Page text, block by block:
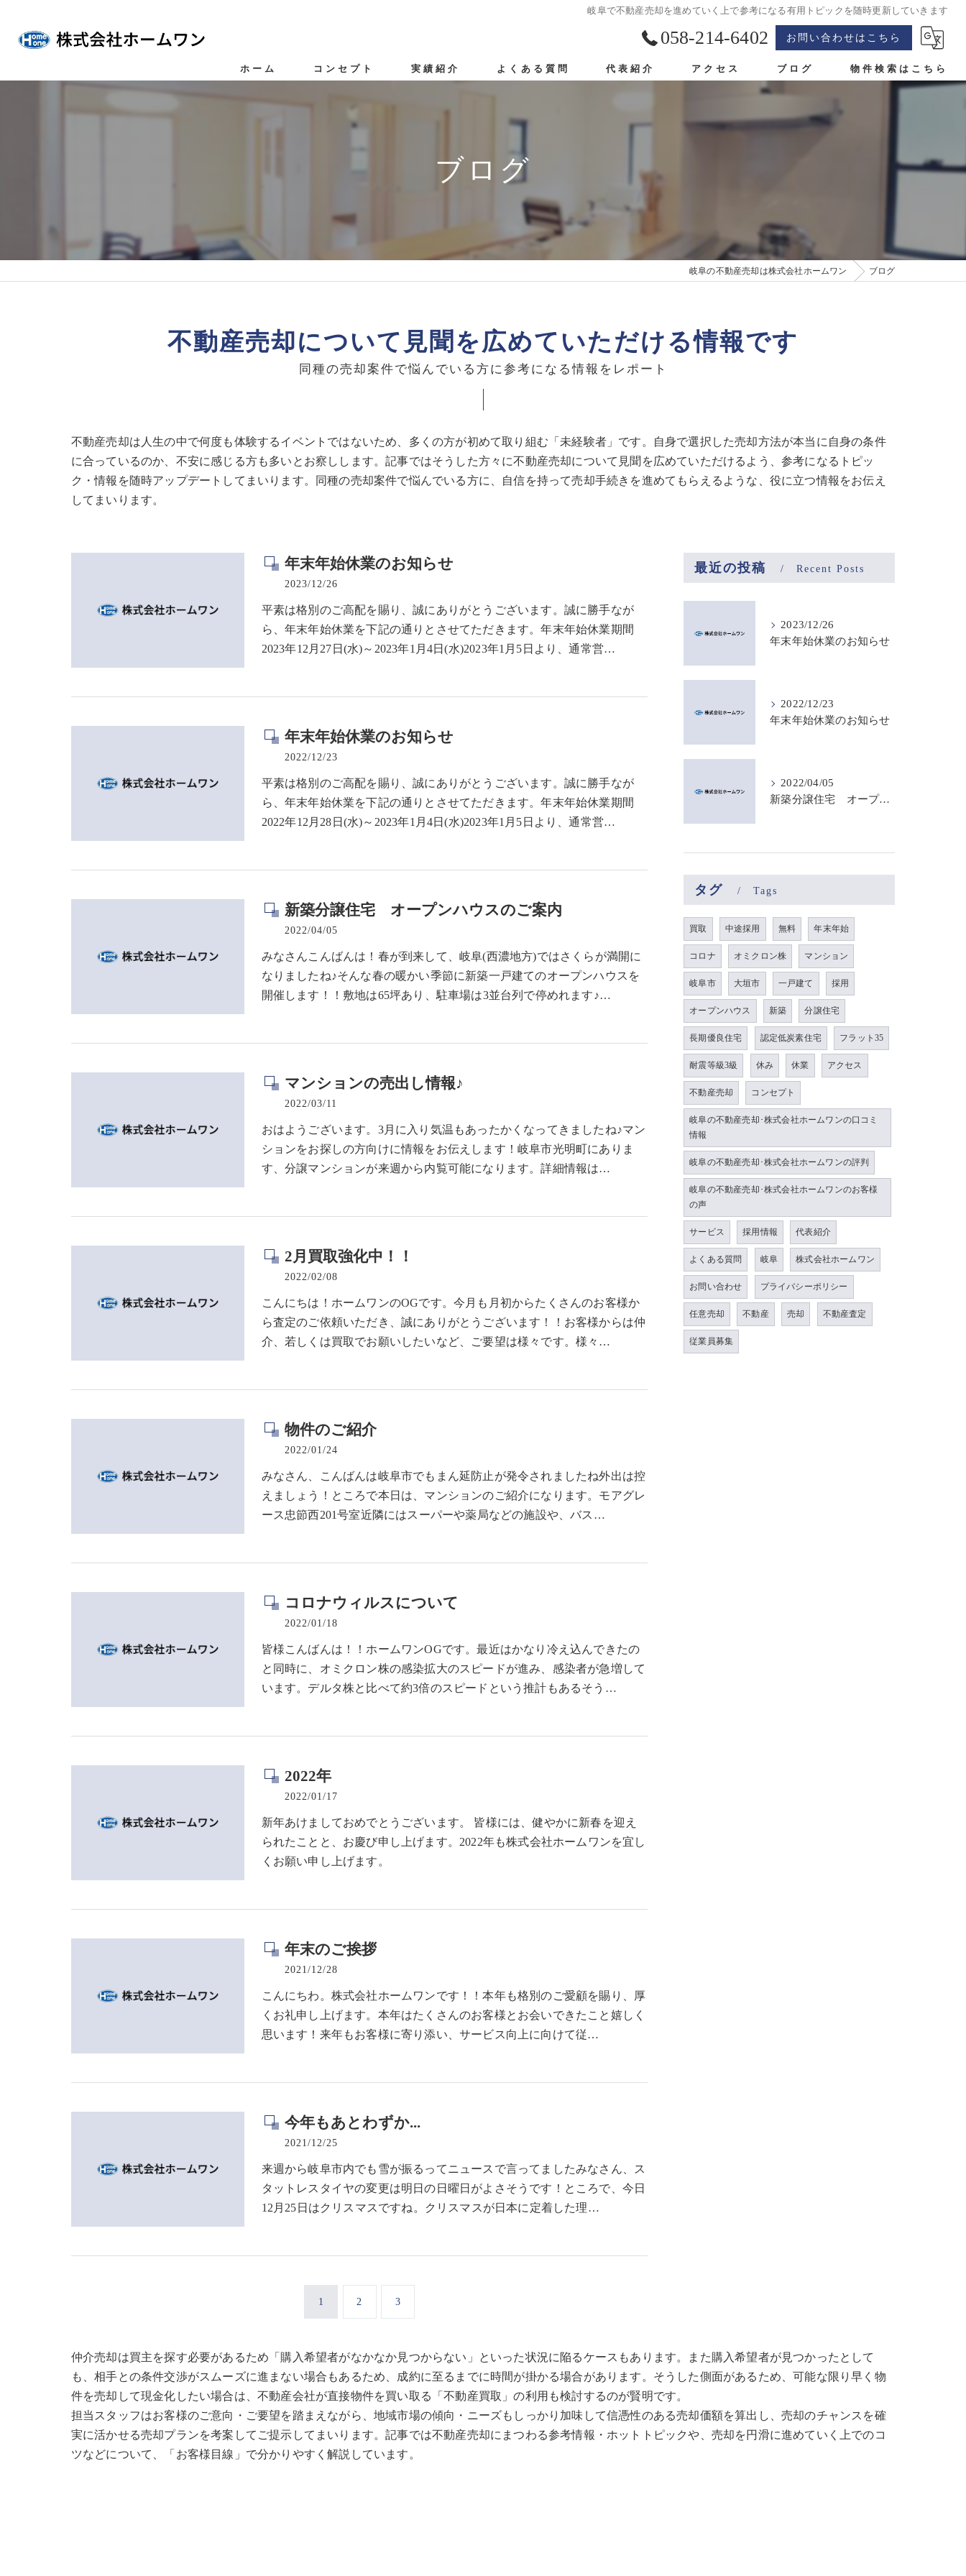
岐阜で不動産売却を進めていく上で参考になる有用トピックを随時更新していきます
058-214-6402 お問い合わせはこちら
ホーム コンセプト
仲介売却
実績紹介 よくある質問 代表紹介 アクセス ブログ 物件検索はこちら
ブログ
岐阜の不動産売却は株式会社ホームワン ブログ
不動産売却について見聞を広めていただける情報です
同種の売却案件で悩んでいる方に参考になる情報をレポート
不動産売却は人生の中で何度も体験するイベントではないため、多くの方が初めて取り組む「未経験者」です。自身で選択した売却方法が本当に自身の条件
に合っているのか、不安に感じる方も多いとお察しします。記事ではそうした方々に不動産売却について見聞を広めていただけるよう、参考になるトピッ
ク・情報を随時アップデートしてまいります。同種の売却案件で悩んでいる方に、自信を持って売却手続きを進めてもらえるような、役に立つ情報をお伝え
してまいります。
年末年始休業のお知らせ
2023/12/26
平素は格別のご高配を賜り、誠にありがとうございます。誠に勝手なが
ら、年末年始休業を下記の通りとさせてただきます。年末年始休業期間
2023年12月27日(水)～2023年1月4日(水)2023年1月5日より、通常営…
年末年始休業のお知らせ
2022/12/23
平素は格別のご高配を賜り、誠にありがとうございます。誠に勝手なが
ら、年末年始休業を下記の通りとさせてただきます。年末年始休業期間
2022年12月28日(水)～2023年1月4日(水)2023年1月5日より、通常営…
新築分譲住宅 オープンハウスのご案内
2022/04/05
みなさんこんばんは！春が到来して、岐阜(西濃地方)ではさくらが満開に
なりましたね♪そんな春の暖かい季節に新築一戸建てのオープンハウスを
開催します！！敷地は65坪あり、駐車場は3並台列で停めれます♪…
マンションの売出し情報♪
2022/03/11
おはようございます。3月に入り気温もあったかくなってきましたね♪マン
ションをお探しの方向けに情報をお伝えします！岐阜市光明町にありま
す、分譲マンションが来週から内覧可能になります。詳細情報は…
2月買取強化中！！
2022/02/08
こんにちは！ホームワンのOGです。今月も月初からたくさんのお客様か
ら査定のご依頼いただき、誠にありがとうございます！！お客様からは仲
介、若しくは買取でお願いしたいなど、ご要望は様々です。様々…
物件のご紹介
2022/01/24
みなさん、こんばんは岐阜市でもまん延防止が発令されましたね外出は控
えましょう！ところで本日は、マンションのご紹介になります。モアグレ
ース忠節西201号室近隣にはスーパーや薬局などの施設や、バス…
コロナウィルスについて
2022/01/18
皆様こんばんは！！ホームワンOGです。最近はかなり冷え込んできたの
と同時に、オミクロン株の感染拡大のスピードが進み、感染者が急増して
います。デルタ株と比べて約3倍のスピードという推計もあるそう…
2022年
2022/01/17
新年あけましておめでとうございます。 皆様には、健やかに新春を迎え
られたことと、お慶び申し上げます。2022年も株式会社ホームワンを宜し
くお願い申し上げます。
年末のご挨拶
2021/12/28
こんにちわ。株式会社ホームワンです！！本年も格別のご愛顧を賜り、厚
くお礼申し上げます。本年はたくさんのお客様とお会いできたこと嬉しく
思います！来年もお客様に寄り添い、サービス向上に向けて従…
今年もあとわずか...
2021/12/25
来週から岐阜市内でも雪が振るってニュースで言ってましたみなさん、ス
タットレスタイヤの変更は明日の日曜日がよさそうです！ところで、今日
12月25日はクリスマスですね。クリスマスが日本に定着した理…
1 2 3
最近の投稿 Recent Posts
2023/12/26
年末年始休業のお知らせ
2022/12/23
年末年始休業のお知らせ
2022/04/05
新築分譲住宅 オープンハウスのご案内
タグ Tags
買取 中途採用 無料 年末年始
コロナ オミクロン株 マンション
岐阜市 大垣市 一戸建て 採用
オープンハウス 新築 分譲住宅
長期優良住宅 認定低炭素住宅 フラット35
耐震等級3級 休み 休業 アクセス
不動産売却 コンセプト
岐阜の不動産売却･株式会社ホームワンの口コミ
情報
岐阜の不動産売却･株式会社ホームワンの評判
岐阜の不動産売却･株式会社ホームワンのお客様
の声
サービス 採用情報 代表紹介
よくある質問 岐阜 株式会社ホームワン
お問い合わせ プライバシーポリシー
任意売却 不動産 売却 不動産査定
従業員募集
仲介売却は買主を探す必要があるため「購入希望者がなかなか見つからない」といった状況に陥るケースもあります。また購入希望者が見つかったとして
も、相手との条件交渉がスムーズに進まない場合もあるため、成約に至るまでに時間が掛かる場合があります。そうした側面があるため、可能な限り早く物
件を売却して現金化したい場合は、不動産会社が直接物件を買い取る「不動産買取」の利用も検討するのが賢明です。
担当スタッフはお客様のご意向・ご要望を踏まえながら、地域市場の傾向・ニーズもしっかり加味して信憑性のある売却価額を算出し、売却のチャンスを確
実に活かせる売却プランを考案してご提示してまいります。記事では不動産売却にまつわる参考情報・ホットトピックや、売却を円滑に進めていく上でのコ
ツなどについて、「お客様目線」で分かりやすく解説しています。